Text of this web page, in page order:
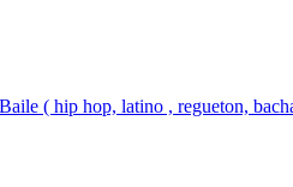
( hip hop, latino , regueton,